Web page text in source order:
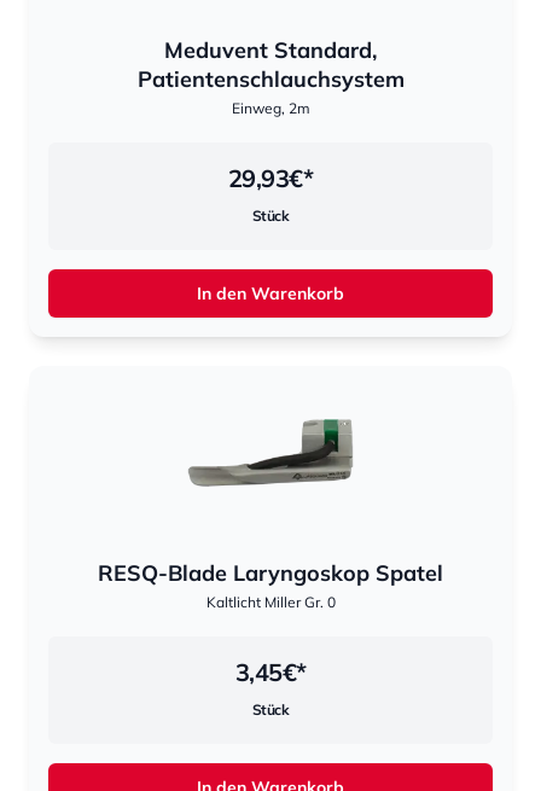
Meduvent Standard,
Patientenschlauchsystem
Einweg, 2m
29,93€*
Stück
In den Warenkorb
RESQ-Blade Laryngoskop Spatel
Kaltlicht Miller Gr. 0
3,45€*
Stück